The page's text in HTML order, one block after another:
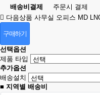
배송비결제
주문시 결제
다음상품 사무실 오피스 MD
구매하기
선택옵션
제품 타입
추가옵션
배송설치
■ 지역별 배송비